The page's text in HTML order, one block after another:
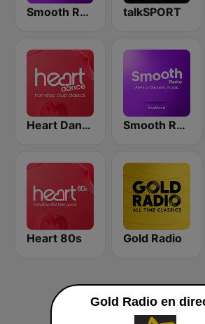
Smooth Radio North West talkSPORT
Heart Dance Smooth Radio Scotland
Heart 80s Gold Radio
Gold Radio en